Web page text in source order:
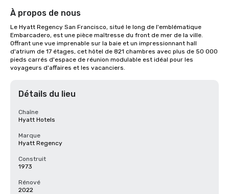
À propos de nous
Le Hyatt Regency San Francisco, situé le long de l'emblématique
Embarcadero, est une pièce maîtresse du front de mer de la ville.
Offrant une vue imprenable sur la baie et un impressionnant hall
d'atrium de 17 étages, cet hôtel de 821 chambres avec plus de 50 000
pieds carrés d'espace de réunion modulable est idéal pour les
voyageurs d'affaires et les vacanciers.
Détails du lieu
Chaîne
Hyatt Hotels
Marque
Hyatt Regency
Construit
1973
Rénové
2022